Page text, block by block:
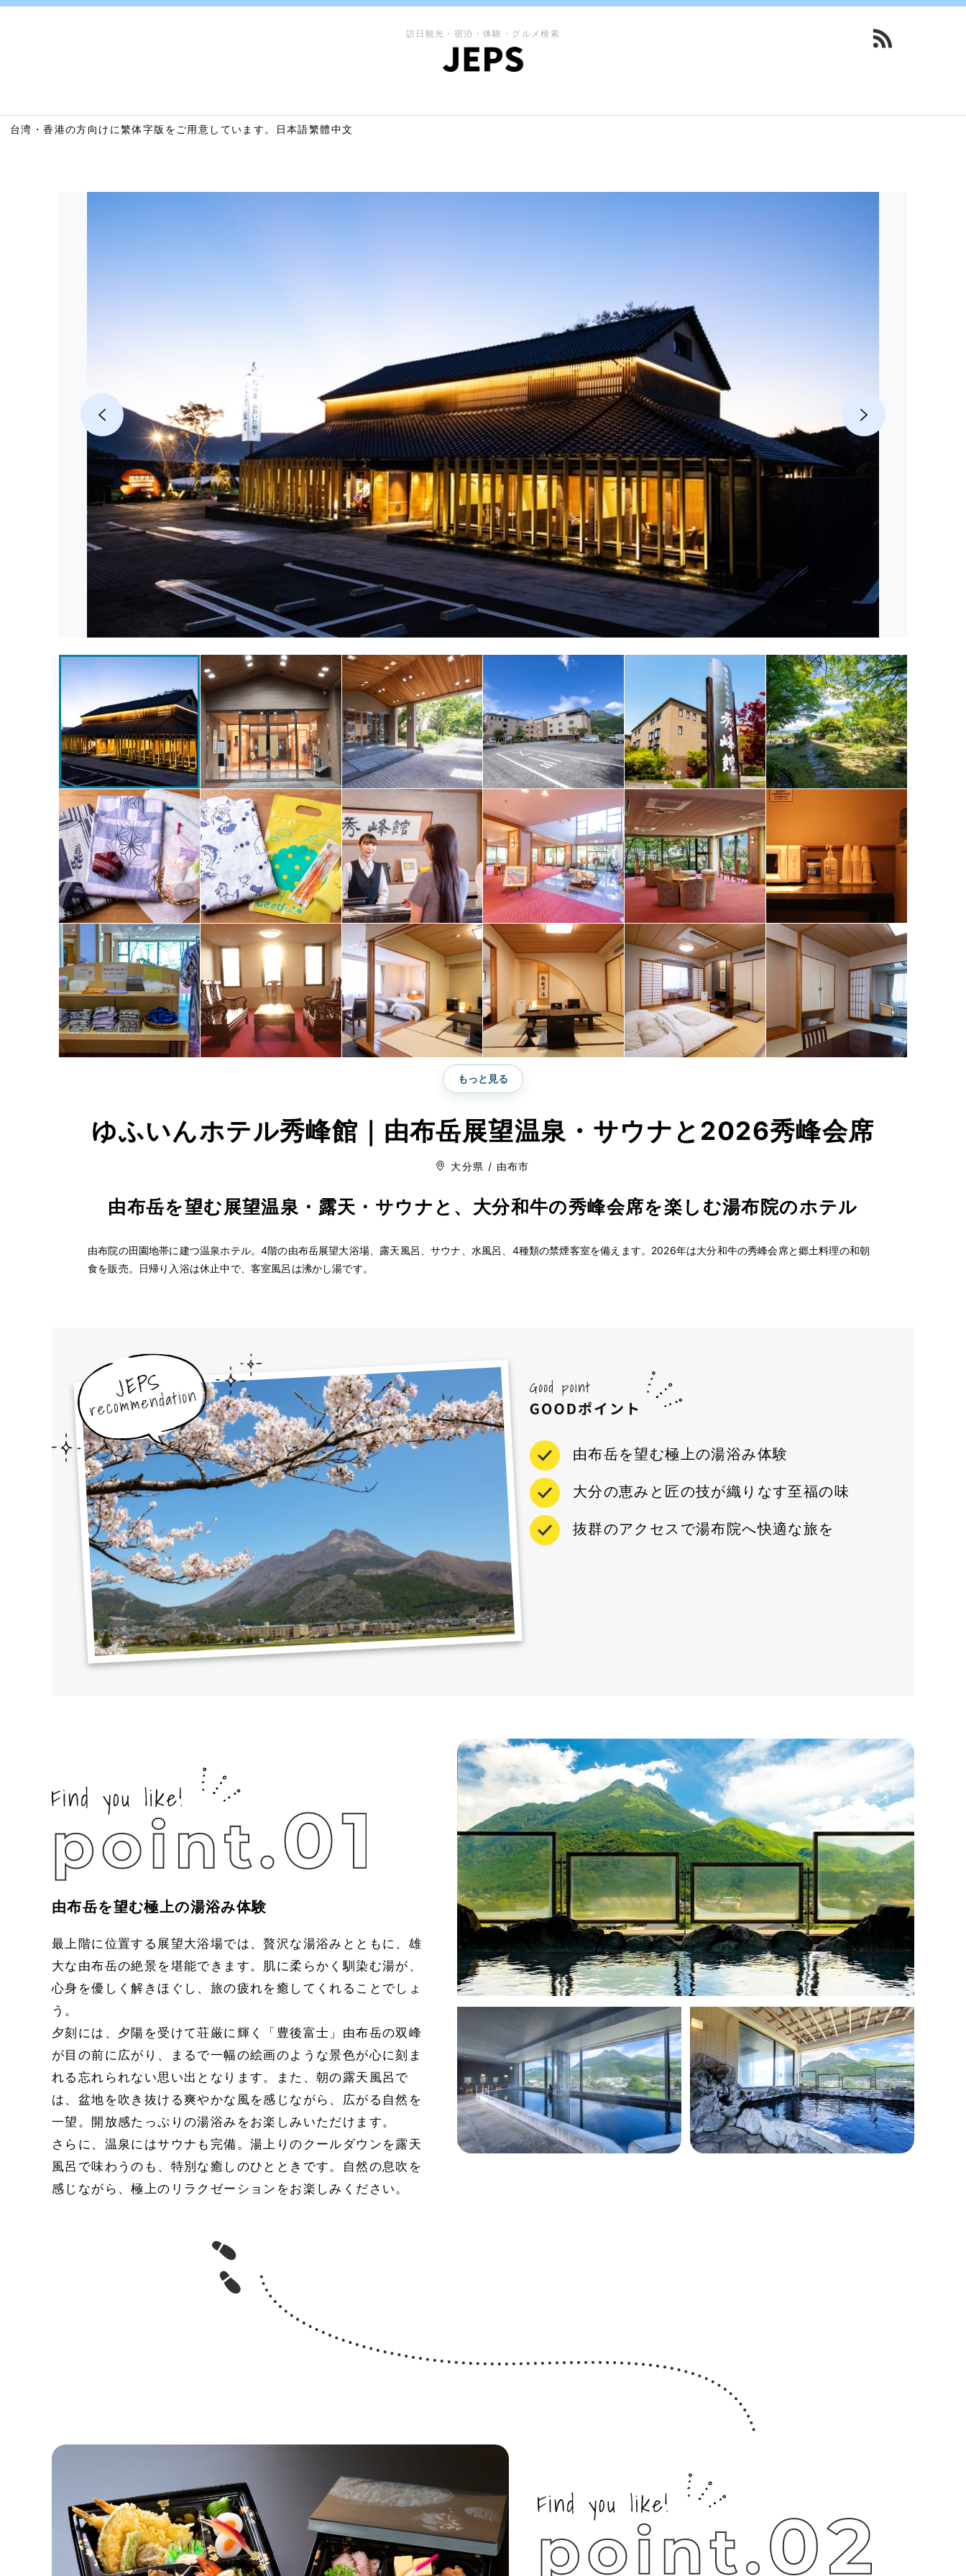
訪日観光・宿泊・体験・グルメ検索
台湾・香港の方向けに繁体字版をご用意しています。 日本語繁體中文
もっと見る
ゆふいんホテル秀峰館｜由布岳展望温泉・サウナと2026秀峰会席
大分県 / 由布市
由布岳を望む展望温泉・露天・サウナと、大分和牛の秀峰会席を楽しむ湯布院のホテル
由布院の田園地帯に建つ温泉ホテル。4階の由布岳展望大浴場、露天風呂、サウナ、水風呂、4種類の禁煙客室を備えます。2026年は大分和牛の秀峰会席と郷土料理の和朝
食を販売。日帰り入浴は休止中で、客室風呂は沸かし湯です。
由布岳を望む極上の湯浴み体験
大分の恵みと匠の技が織りなす至福の味
抜群のアクセスで湯布院へ快適な旅を
由布岳を望む極上の湯浴み体験
最上階に位置する展望大浴場では、贅沢な湯浴みとともに、雄
大な由布岳の絶景を堪能できます。肌に柔らかく馴染む湯が、
心身を優しく解きほぐし、旅の疲れを癒してくれることでしょ
う。
夕刻には、夕陽を受けて荘厳に輝く「豊後富士」由布岳の双峰
が目の前に広がり、まるで一幅の絵画のような景色が心に刻ま
れる忘れられない思い出となります。また、朝の露天風呂で
は、盆地を吹き抜ける爽やかな風を感じながら、広がる自然を
一望。開放感たっぷりの湯浴みをお楽しみいただけます。
さらに、温泉にはサウナも完備。湯上りのクールダウンを露天
風呂で味わうのも、特別な癒しのひとときです。自然の息吹を
感じながら、極上のリラクゼーションをお楽しみください。